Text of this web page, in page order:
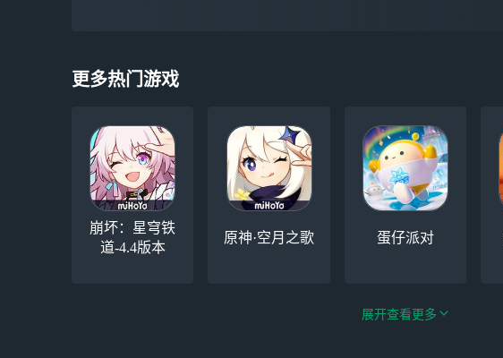
更多热门游戏
崩坏：星穹铁
道-4.4版本
原神·空月之歌 蛋仔派对
展开查看更多